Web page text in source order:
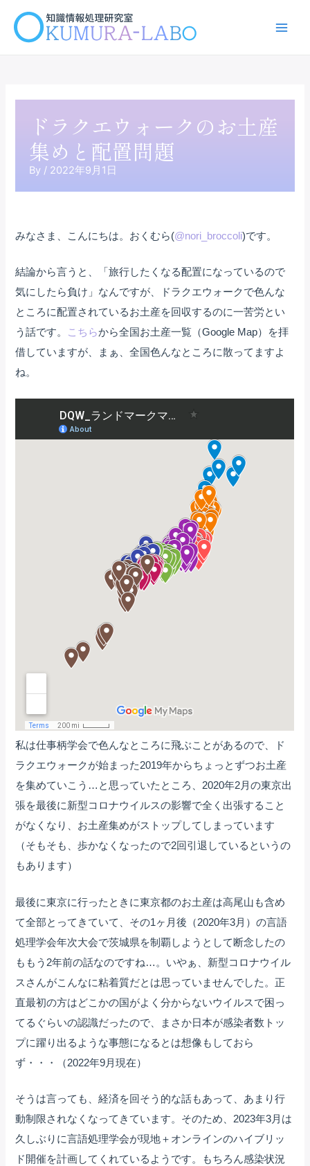
ドラクエウォークのお土産
集めと配置問題
By / 2022年9月1日
みなさま、こんにちは。おくむら(@nori_broccoli)です。
結論から言うと、「旅行したくなる配置になっているので
気にしたら負け」なんですが、ドラクエウォークで色んな
ところに配置されているお土産を回収するのに一苦労とい
う話です。 こちらから全国お土産一覧（Google Map）を拝
借していますが、まぁ、全国色んなところに散ってますよ
ね。
私は仕事柄学会で色んなところに飛ぶことがあるので、ド
ラクエウォークが始まった2019年からちょっとずつお土産
を集めていこう…と思っていたところ、2020年2月の東京出
張を最後に新型コロナウイルスの影響で全く出張すること
がなくなり、お土産集めがストップしてしまっています
（そもそも、歩かなくなったので2回引退しているというの
もあります）
最後に東京に行ったときに東京都のお土産は高尾山も含め
て全部とってきていて、その1ヶ月後（2020年3月）の言語
処理学会年次大会で茨城県を制覇しようとして断念したの
ももう2年前の話なのですね…。いやぁ、新型コロナウイル
スさんがこんなに粘着質だとは思っていませんでした。正
直最初の方はどこかの国がよく分からないウイルスで困っ
てるぐらいの認識だったので、まさか日本が感染者数トッ
プに躍り出るような事態になるとは想像もしておら
ず・・・（2022年9月現在）
そうは言っても、経済を回そう的な話もあって、あまり行
動制限されなくなってきています。そのため、2023年3月は
久しぶりに言語処理学会が現地＋オンラインのハイブリッ
ド開催を計画してくれているようです。もちろん感染状況